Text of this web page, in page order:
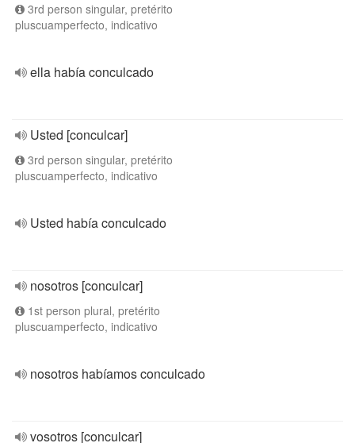
3rd person singular, pretérito
pluscuamperfecto, indicativo
ella había conculcado
Usted [conculcar]
3rd person singular, pretérito
pluscuamperfecto, indicativo
Usted había conculcado
nosotros [conculcar]
1st person plural, pretérito
pluscuamperfecto, indicativo
nosotros habíamos conculcado
vosotros [conculcar]